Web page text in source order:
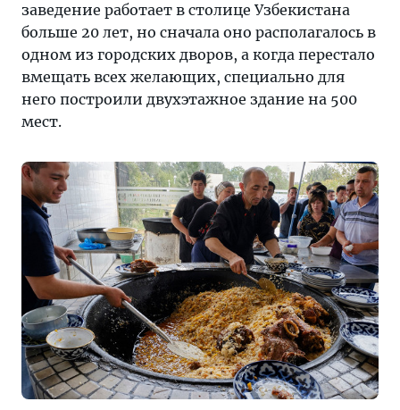
заведение работает в столице Узбекистана
больше 20 лет, но сначала оно располагалось в
одном из городских дворов, а когда перестало
вмещать всех желающих, специально для
него построили двухэтажное здание на 500
мест.